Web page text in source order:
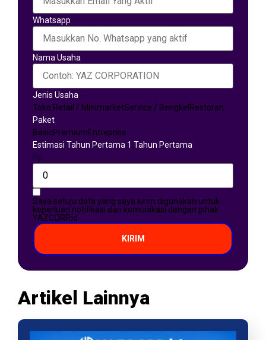
Whatsapp
Nama Usaha
Jenis Usaha
Toko Retail / MinimarketService / Bengkel Restoran
Paket
BasicPremiumEntreprise
Estimasi Tahun Pertama 1 Tahun Pertama
Rp
Saya setuju data yang saya kirim digunakan untuk
keperluan notifikasi dan komunikasi dengan pihak
YAZCORP.id
KIRIM
Artikel Lainnya